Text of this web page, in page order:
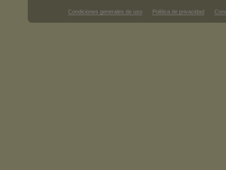
Condiciones generales de uso Política de privacidad